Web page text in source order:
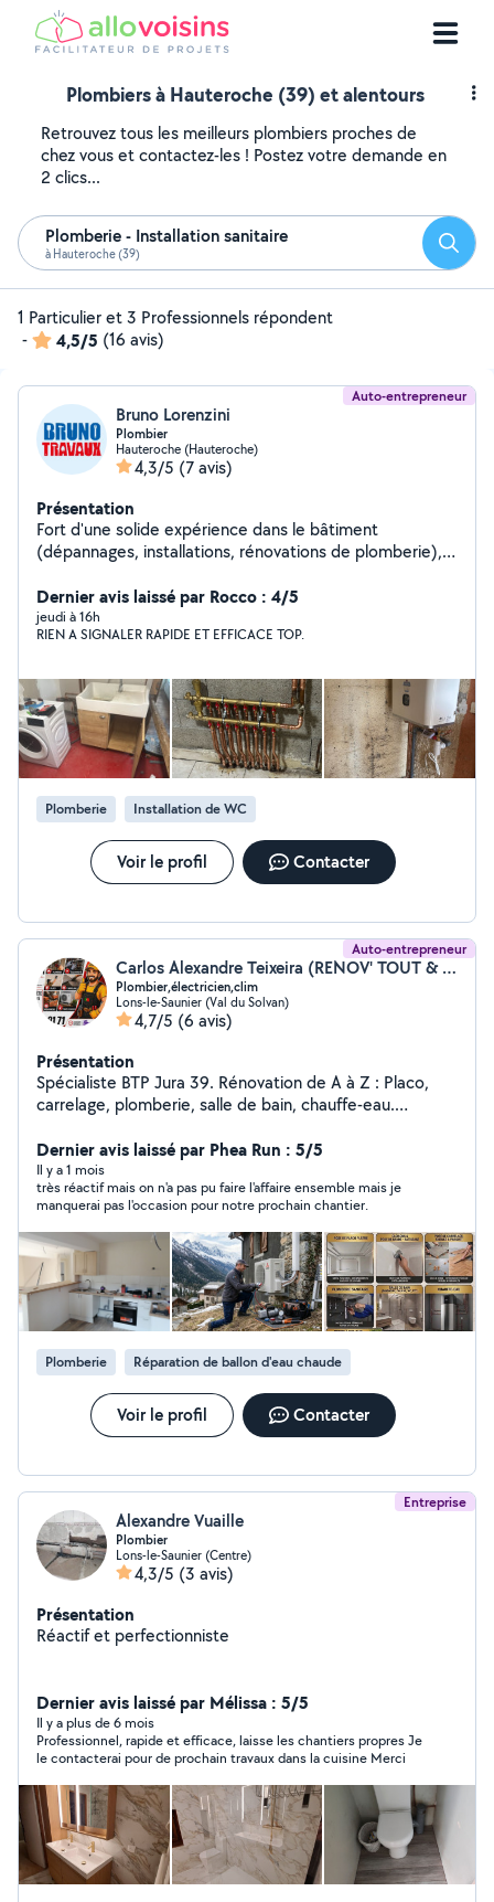
Plombiers à Hauteroche (39) et alentours
Retrouvez tous les meilleurs plombiers proches de
chez vous et contactez-les ! Postez votre demande en
2 clics...
Plomberie - Installation sanitaire
à Hauteroche (39)
1 Particulier et 3 Professionnels répondent
-
4,5/5 (16 avis)
Auto-entrepreneur
Bruno Lorenzini
Plombier
Hauteroche (Hauteroche)
4,3/5 (7 avis)
Présentation
Fort d'une solide expérience dans le bâtiment
(dépannages, installations, rénovations de plomberie),
un travail de qualité. Je suis consciencieux, efficace,
honnête et juste.
Dernier avis laissé par Rocco : 4/5
jeudi à 16h
RIEN A SIGNALER RAPIDE ET EFFICACE TOP.
Plomberie Installation de WC
Voir le profil Contacter
Auto-entrepreneur
Carlos Alexandre Teixeira (RENOV' TOUT & TECHNIC CLIM)
Plombier,électricien,clim
Lons-le-Saunier (Val du Solvan)
4,7/5 (6 avis)
Présentation
Spécialiste BTP Jura 39. Rénovation de A à Z : Placo,
carrelage, plomberie, salle de bain, chauffe-eau.
l'installation d'équipements pompe à chaleur,
Climatisation performants. Travail soigné et de qualité
pour votre confort." Je intervient à 40km aux alentours
de Lons-le-Saunier 39000 pour toute demande
contactez par téléphone
Dernier avis laissé par Phea Run : 5/5
Il y a 1 mois
très réactif mais on n'a pas pu faire l'affaire ensemble mais je
manquerai pas l'occasion pour notre prochain chantier.
Plomberie Réparation de ballon d'eau chaude
Voir le profil Contacter
Entreprise
Alexandre Vuaille
Plombier
Lons-le-Saunier (Centre)
4,3/5 (3 avis)
Présentation
Réactif et perfectionniste
Dernier avis laissé par Mélissa : 5/5
Il y a plus de 6 mois
Professionnel, rapide et efficace, laisse les chantiers propres Je
le contacterai pour de prochain travaux dans la cuisine Merci